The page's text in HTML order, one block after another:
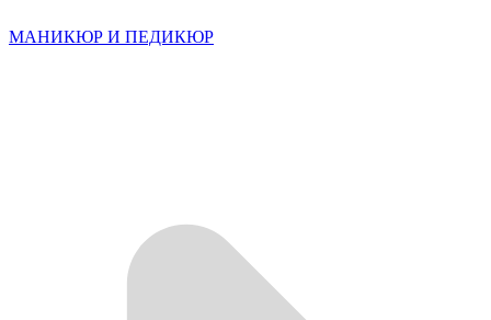
МАНИКЮР И ПЕДИКЮР